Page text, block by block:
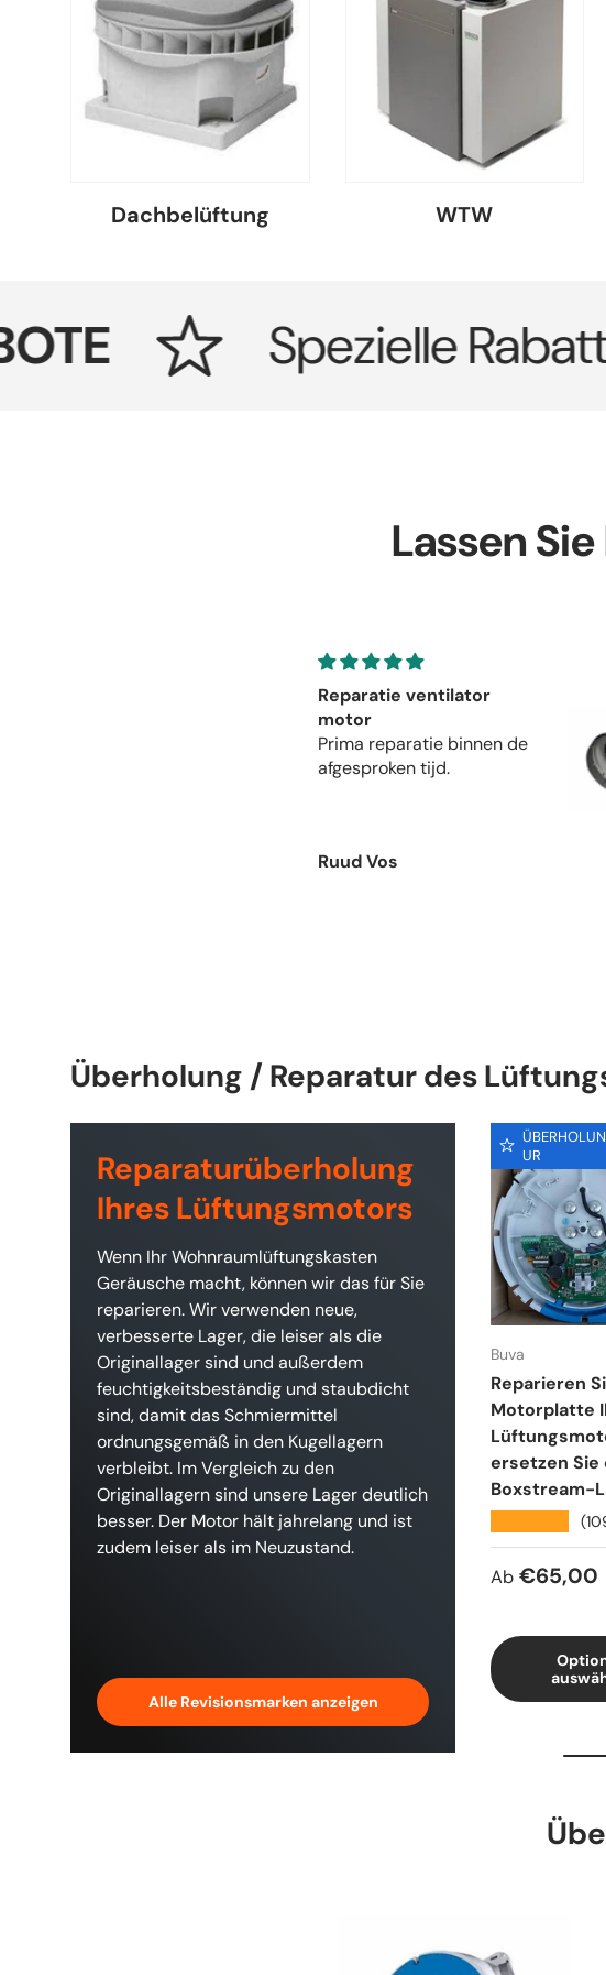
Dachbelüftung WTW
Spezielle Rabatte
Lassen
Prima
Prima service
Anoniem
Überholung / Reparatur des
Reparaturüberholung
Ihres Lüftungsmotors
Wenn Ihr Wohnraumlüftungskasten
Geräusche macht, können wir das für Sie
reparieren. Wir verwenden neue,
verbesserte Lager, die leiser als die
Originallager sind und außerdem
feuchtigkeitsbeständig und staubdicht
sind, damit das Schmiermittel
ordnungsgemäß in den Kugellagern
verbleibt. Im Vergleich zu den
Originallagern sind unsere Lager deutlich
besser. Der Motor hält jahrelang und ist
zudem leiser als im Neuzustand.
Alle Revisionsmarken anzeigen
UR
Buva
Reparieren
Motorplatte
ersetzen Sie
Boxstream-
Normaler
Ab €65,00